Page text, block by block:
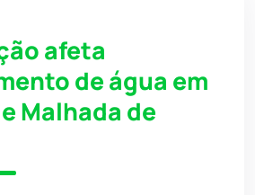
afeta
de água em
Malhada de